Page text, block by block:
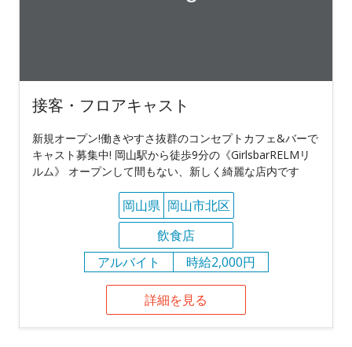
接客・フロアキャスト
新規オープン!働きやすさ抜群のコンセプトカフェ&バーで
キャスト募集中! 岡山駅から徒歩9分の《GirlsbarRELMリ
ルム》 オープンして間もない、新しく綺麗な店内です
岡山県 岡山市北区
飲食店
アルバイト
時給2,000円
詳細を見る